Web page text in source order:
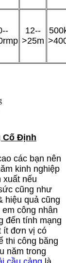
12--
>25m
Cố Định
các bạn nên
kinh nghiệp
xuất nếu
cũng như
hiệu quả cũng
công nhân
đến tính mạng
ít đơn vị có
thi công băng
năm trong